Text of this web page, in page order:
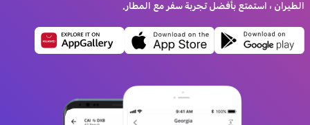
الطيران ، استمتع بأفضل تجربة سفر مع المطار.